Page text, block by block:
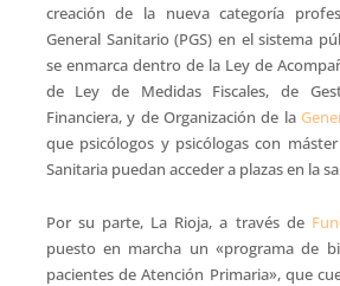
creación de la nueva categoría
General Sanitario (PGS) en el sistema
se enmarca dentro de la Ley de
de Ley de Medidas Fiscales, de
Financiera, y de Organización de la
que psicólogos y psicólogas con
Sanitaria puedan acceder a plazas en la
Por su parte, La Rioja, a través de
puesto en marcha un «programa de
pacientes de Atención Primaria», que